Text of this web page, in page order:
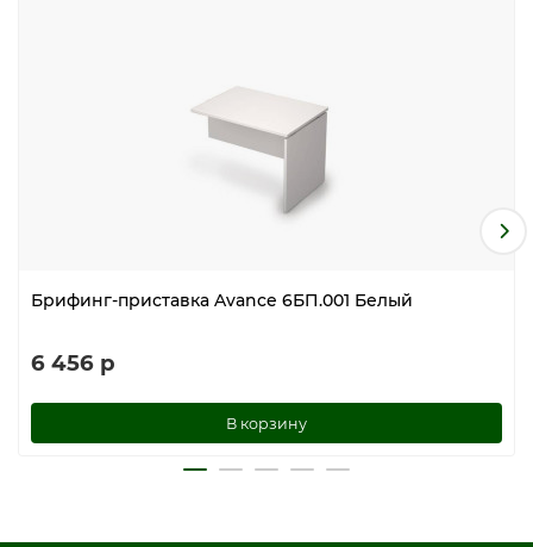
Брифинг-приставка Avance 6БП.001 Белый
6 456 р
В корзину